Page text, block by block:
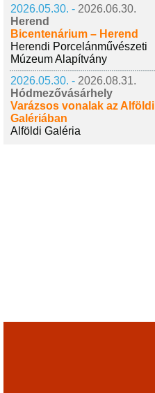
2026.05.30. - 2026.06.30.
Herend
Bicentenárium – Herend
Herendi Porcelánművészeti
Múzeum Alapítvány
2026.05.30. - 2026.08.31.
Hódmezővásárhely
Varázsos vonalak az Alföldi
Galériában
Alföldi Galéria